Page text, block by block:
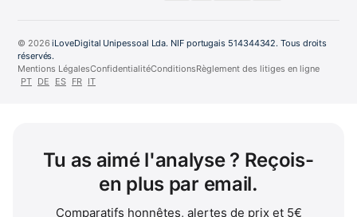
© 2026iLoveDigital Unipessoal Lda. NIF portugais 514344342. Tous droits
réservés.
Mentions LégalesConfidentialitéConditionsRèglement des litiges en ligne
PT DE ES FR IT
Tu as aimé l'analyse ? Reçois-
en plus par email.
Comparatifs honnêtes, alertes de prix et 5€